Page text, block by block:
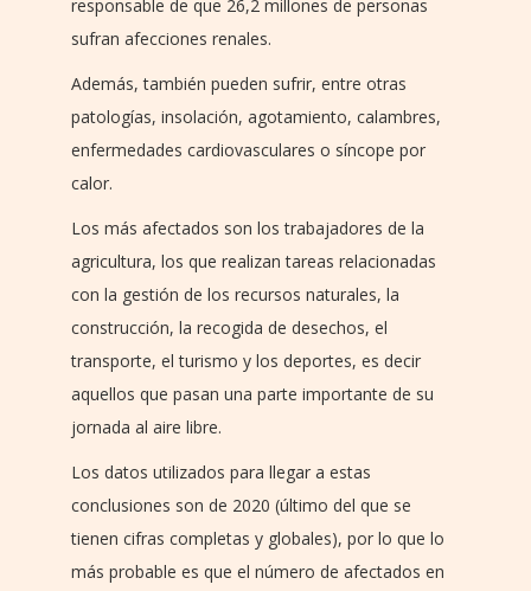
responsable de que 26,2 millones de personas
sufran afecciones renales.
Además, también pueden sufrir, entre otras
patologías, insolación, agotamiento, calambres,
enfermedades cardiovasculares o síncope por
calor.
Los más afectados son los trabajadores de la
agricultura, los que realizan tareas relacionadas
con la gestión de los recursos naturales, la
construcción, la recogida de desechos, el
transporte, el turismo y los deportes, es decir
aquellos que pasan una parte importante de su
jornada al aire libre.
Los datos utilizados para llegar a estas
conclusiones son de 2020 (último del que se
tienen cifras completas y globales), por lo que lo
más probable es que el número de afectados en